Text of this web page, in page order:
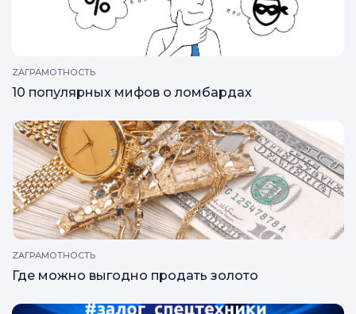
ZAГРАМОТНОСТЬ
10 популярных мифов о ломбардах
ZAГРАМОТНОСТЬ
Где можно выгодно продать золото